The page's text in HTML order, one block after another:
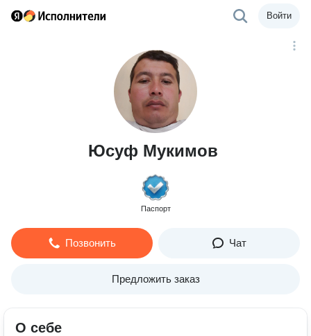
Войти
Юсуф Мукимов
Паспорт
Позвонить Чат
Предложить заказ
О себе